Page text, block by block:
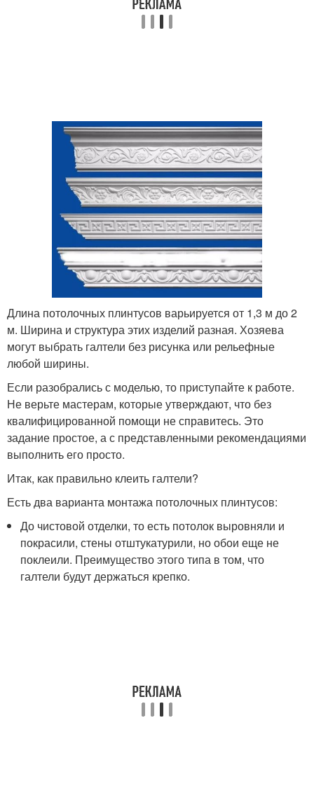
Длина потолочных плинтусов варьируется от 1,3 м до 2
м. Ширина и структура этих изделий разная. Хозяева
могут выбрать галтели без рисунка или рельефные
любой ширины.
Если разобрались с моделью, то приступайте к работе.
Не верьте мастерам, которые утверждают, что без
квалифицированной помощи не справитесь. Это
задание простое, а с представленными рекомендациями
выполнить его просто.
Итак, как правильно клеить галтели?
Есть два варианта монтажа потолочных плинтусов:
До чистовой отделки, то есть потолок выровняли и
покрасили, стены отштукатурили, но обои еще не
поклеили. Преимущество этого типа в том, что
галтели будут держаться крепко.